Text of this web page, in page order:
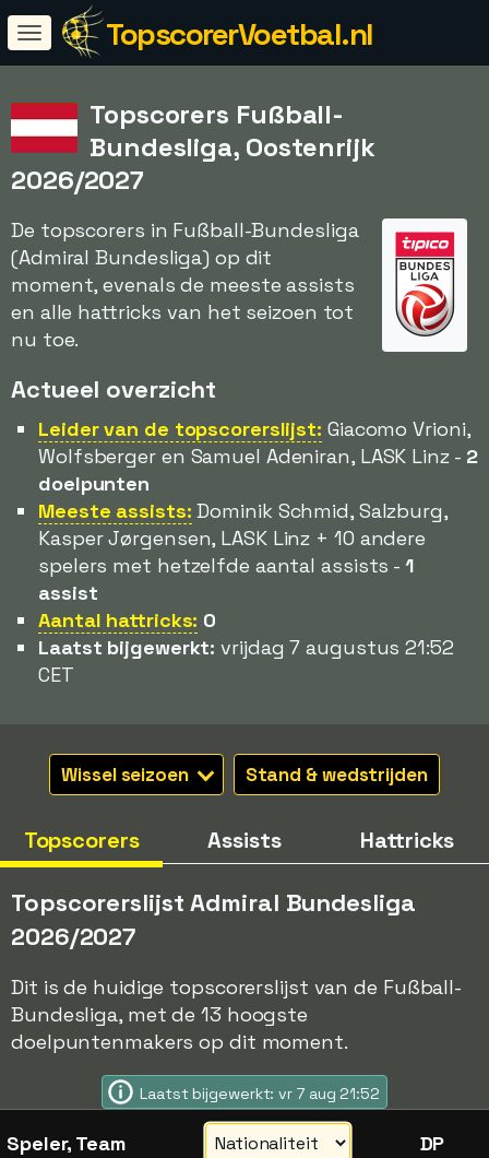
TopscorerVoetbal.nl
Topscorers Fußball-
Bundesliga, Oostenrijk
2026/2027
De topscorers in Fußball-Bundesliga
(Admiral Bundesliga) op dit
moment, evenals de meeste assists
en alle hattricks van het seizoen tot
nu toe.
Actueel overzicht
Leider van de topscorerslijst: Giacomo Vrioni,
Wolfsberger en Samuel Adeniran, LASK Linz - 2
doelpunten
Meeste assists: Dominik Schmid, Salzburg,
Kasper Jørgensen, LASK Linz + 10 andere
spelers met hetzelfde aantal assists -1
assist
Aantal hattricks: 0
Laatst bijgewerkt: vrijdag 7 augustus 21:52
CET
Wissel seizoen Stand & wedstrijden
Topscorers Assists Hattricks
Topscorerslijst Admiral Bundesliga
2026/2027
Dit is de huidige topscorerslijst van de Fußball-
Bundesliga, met de 13 hoogste
doelpuntenmakers op dit moment.
Laatst bijgewerkt: vr 7 aug 21:52
Speler, Team DP